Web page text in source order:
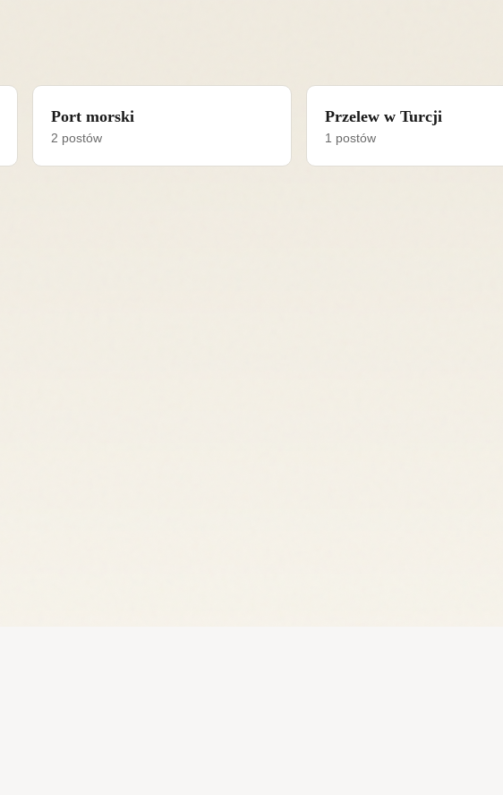
Port morski
2 postów
Przelew w Turcji
1 postów